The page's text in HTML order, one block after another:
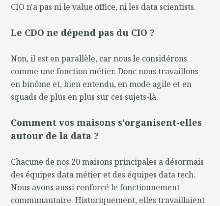
CIO n'a pas ni le value office, ni les data scientists.
Le CDO ne dépend pas du CIO ?
Non, il est en parallèle, car nous le considérons
comme une fonction métier. Donc nous travaillons
en binôme et, bien entendu, en mode agile et en
squads de plus en plus sur ces sujets-là.
Comment vos maisons s'organisent-elles
autour de la data ?
Chacune de nos 20 maisons principales a désormais
des équipes data métier et des équipes data tech.
Nous avons aussi renforcé le fonctionnement
communautaire. Historiquement, elles travaillaient